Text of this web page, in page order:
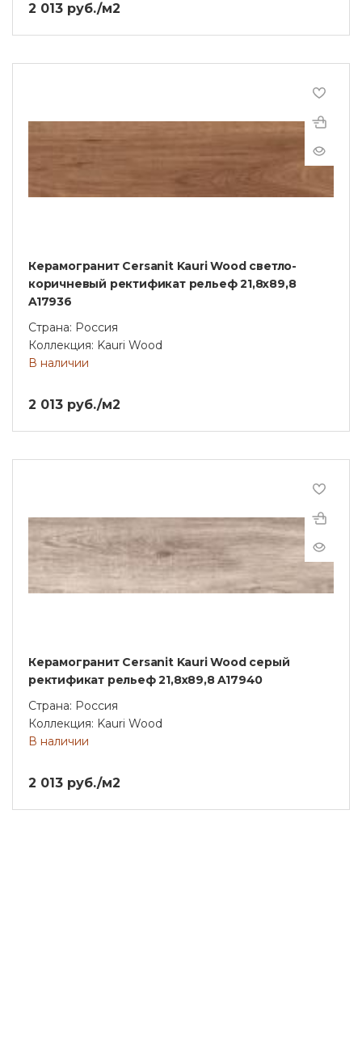
2 013 руб./м2
Керамогранит Cersanit Kauri Wood светло-
коричневый ректификат рельеф 21,8x89,8
A17936
Страна: Россия
Коллекция: Kauri Wood
В наличии
2 013 руб./м2
Керамогранит Cersanit Kauri Wood серый
ректификат рельеф 21,8x89,8 A17940
Страна: Россия
Коллекция: Kauri Wood
В наличии
2 013 руб./м2